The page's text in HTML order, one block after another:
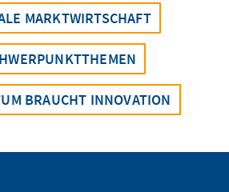
MARKTWIRTSCHAFT
BRAUCHT INNOVATION